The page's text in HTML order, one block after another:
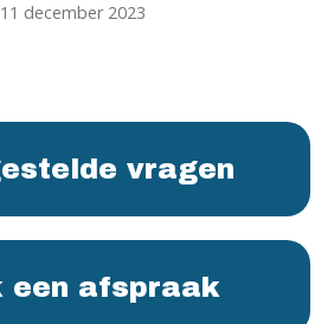
december 2023
vragen
een afspraak